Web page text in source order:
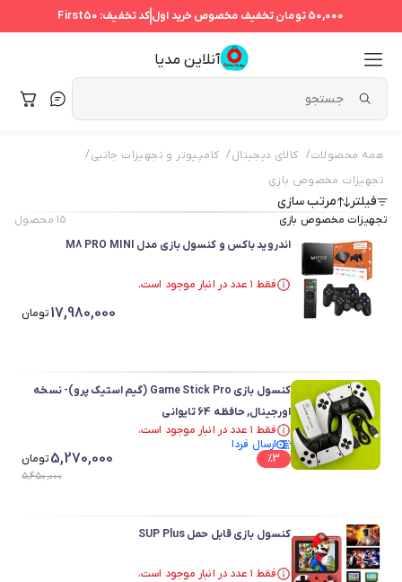
50,000 تومان تخفیف مخصوص خرید اولکد تخفیف: First50
آنلاین مدیا
همه محصولات/ کالای دیجیتال/ کامپیوتر و تجهیزات جانبی/
تجهیزات مخصوص بازی
فیلتر مرتب سازی
تجهیزات مخصوص بازی ۱۵محصول
اندروید باکس و کنسول بازی مدل M8 PRO MINI
فقط ۱ عدد در انبار موجود است.
17,980,000تومان
کنسول بازی Game Stick Pro (گیم استیک پرو)- نسخه
اورجینال, حافظه 64 تایوانی
فقط ۱ عدد در انبار موجود است.
در سبد خرید بیش از ۹۰ نفر.
فقط ۱ عدد در انبار موجود است.
ارسال فردا
%3
5,270,000تومان
5,450,000
کنسول بازی قابل حمل SUP Plus
فقط ۱ عدد در انبار موجود است.